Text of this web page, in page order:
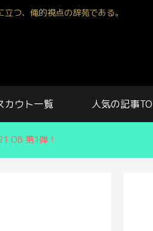
つ、俺的視点の辞苑である。
カウト一覧 人気の記事
OB 第1弾！